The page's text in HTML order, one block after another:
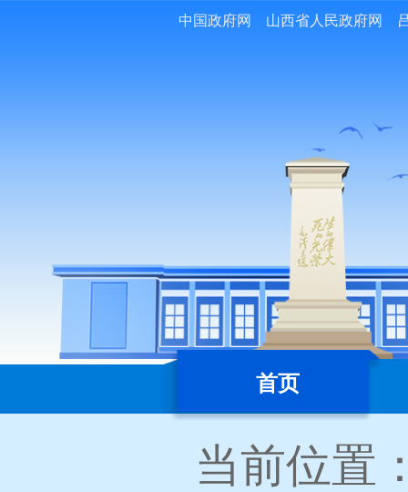
中国政府网 山西省人民政府网
首页
当前位置